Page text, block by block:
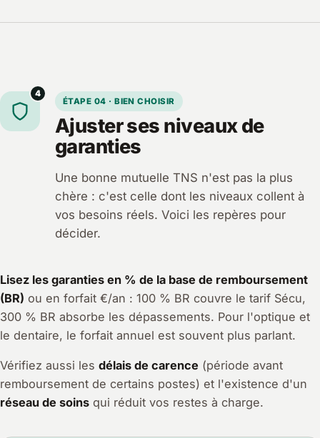
4
ÉTAPE 04 · BIEN CHOISIR
Ajuster ses niveaux de
garanties
Une bonne mutuelle TNS n'est pas la plus
chère : c'est celle dont les niveaux collent à
vos besoins réels. Voici les repères pour
décider.
Lisez les garanties en % de la base de remboursement
(BR) ou en forfait €/an : 100 % BR couvre le tarif Sécu,
300 % BR absorbe les dépassements. Pour l'optique et
le dentaire, le forfait annuel est souvent plus parlant.
Vérifiez aussi les délais de carence (période avant
remboursement de certains postes) et l'existence d'un
réseau de soins qui réduit vos restes à charge.